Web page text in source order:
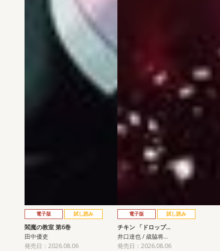
電子版 試し読み
閻魔の教室 第6巻
田中優吏
発売日：2026.08.06
電子版 試し読み
チキン 「ドロップ…
井口達也 / 歳脇将…
発売日：2026.08.06